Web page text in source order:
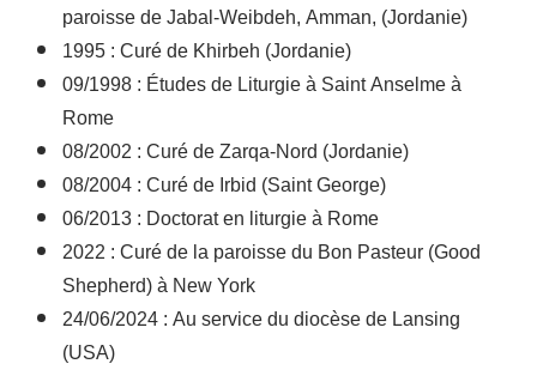
paroisse de Jabal-Weibdeh, Amman, (Jordanie)
1995 : Curé de Khirbeh (Jordanie)
09/1998 : Études de Liturgie à Saint Anselme à
Rome
08/2002 : Curé de Zarqa-Nord (Jordanie)
08/2004 : Curé de Irbid (Saint George)
06/2013 : Doctorat en liturgie à Rome
2022 : Curé de la paroisse du Bon Pasteur (Good
Shepherd) à New York
24/06/2024 : Au service du diocèse de Lansing
(USA)